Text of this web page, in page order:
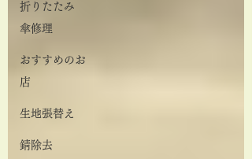
折りたたみ
傘修理
おすすめのお
店
生地張替え
錆除去